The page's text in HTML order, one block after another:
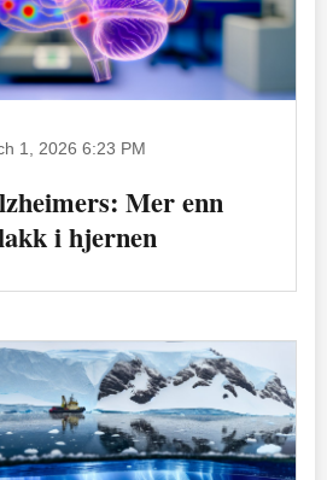
1, 2026 6:23 PM
Mer enn
i hjernen